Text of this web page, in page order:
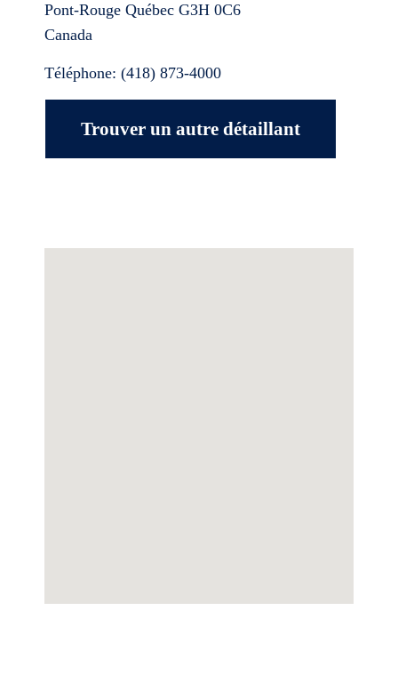
Pont-Rouge Québec G3H 0C6
Canada
Téléphone: (418) 873-4000
Trouver un autre détaillant